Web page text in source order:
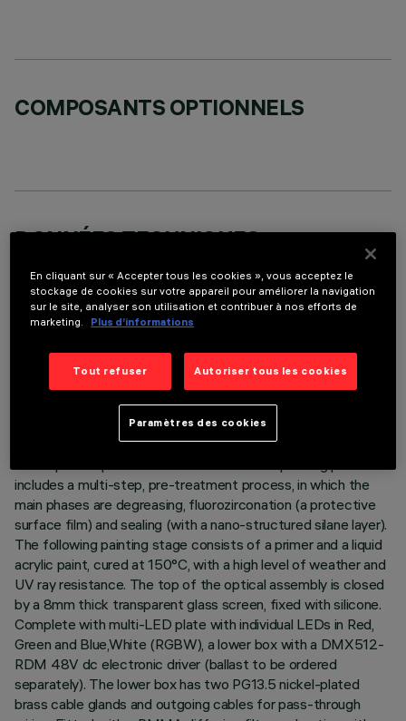
COMPOSANTS OPTIONNELS
DONNÉES TECHNIQUES
DESCRIPTION
(Red, Green, Blue,White), 48V dc with DMX512-RDM
control and a Wall Grazing optic. Ground-, wall- and ceiling-
recessed. Consists of a body, a lower box for the DMX driver
and an outer casing for installation to be ordered separately.
Extruded aluminium body and box, with die-cast aluminium
includes a multi-step, pre-treatment process, in which the
main phases are degreasing, fluorozirconation (a protective
surface film) and sealing (with a nano-structured silane layer).
The following painting stage consists of a primer and a liquid
acrylic paint, cured at 150°C, with a high level of weather and
UV ray resistance. The top of the optical assembly is closed
by a 8mm thick transparent glass screen, fixed with silicone.
Complete with multi-LED plate with individual LEDs in Red,
Green and Blue,White (RGBW), a lower box with a DMX512-
RDM 48V dc electronic driver (ballast to be ordered
separately). The lower box has two PG13.5 nickel-plated
brass cable glands and outgoing cables for pass-through
En cliquant sur « Accepter tous les cookies », vous acceptez le
stockage de cookies sur votre appareil pour améliorer la navigation
sur le site, analyser son utilisation et contribuer à nos efforts de
marketing.
Plus d’informations
Tout refuser Autoriser tous les cookies
Paramètres des cookies